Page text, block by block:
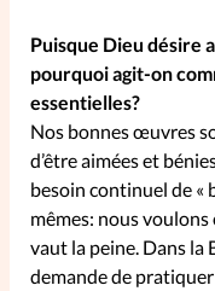
Puisque Dieu désire
pourquoi agit-on
essentielles?
Nos bonnes œuvres
d’être aimées et
besoin continuel de «
mêmes: nous
vaut la peine. Dans la
demande de